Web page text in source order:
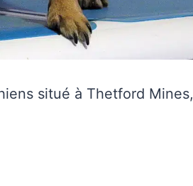
situé à Thetford Mines,